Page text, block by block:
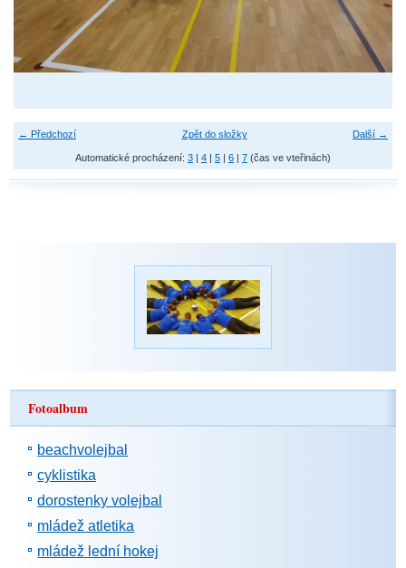
← Předchozí Další →
Zpět do složky
Automatické procházení: 3 | 4 | 5 | 6 | 7 (čas ve vteřinách)
Fotoalbum
beachvolejbal
cyklistika
dorostenky volejbal
mládež atletika
mládež lední hokej